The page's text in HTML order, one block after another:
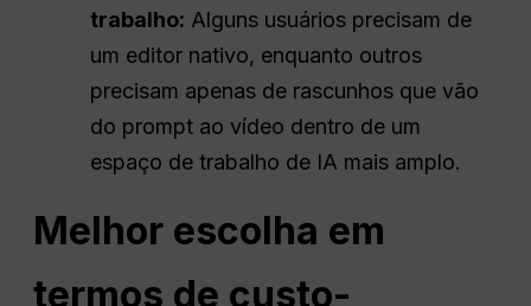
trabalho: Alguns usuários precisam de
um editor nativo, enquanto outros
precisam apenas de rascunhos que vão
do prompt ao vídeo dentro de um
espaço de trabalho de IA mais amplo.
Melhor escolha em
termos de custo-